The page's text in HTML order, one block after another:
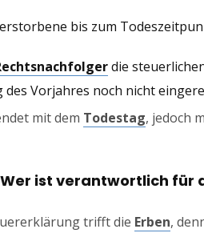
bis zum
die
des Vorjahres noch nicht
mit dem Todestag, jedoch
Wer ist verantwortlich für
trifft die Erben,